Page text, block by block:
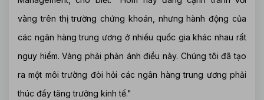
vàng trên thị trường chứng khoán, nhưng hành động của
các ngân hàng trung ương ở nhiều quốc gia khác nhau rất
nguy hiểm. Vàng phải phản ánh điều này. Chúng tôi đã tạo
ra một môi trường đòi hỏi các ngân hàng trung ương phải
thúc đẩy tăng trưởng kinh tế."